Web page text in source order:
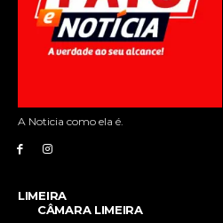
A Noticia como ela é.
LIMEIRA
CÂMARA LIMEIRA